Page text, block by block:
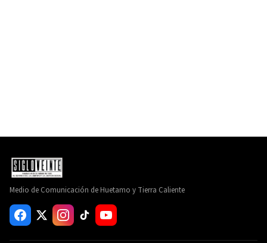
Medio de Comunicación de Huetamo y Tierra Caliente